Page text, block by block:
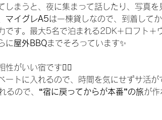
しまうと、夜に集まって話したり、写真を
マイグレA5は一棟貸しなので、到着して
です。最大5名で泊まれる2DK＋ロフト＋
に屋外BBQまでそろっています✨
性がいい宿です🧖‍♀️
ートに入れるので、時間を気にせずサ活が
るので、 “宿に戻ってからが本番”の旅が作